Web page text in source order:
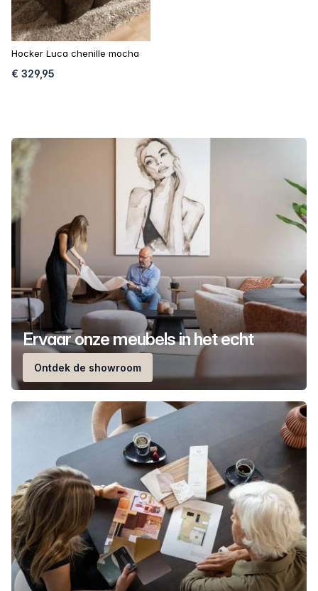
Hocker Luca chenille mocha
€ 329,95
Ervaar onze meubels in het echt
Ontdek de showroom